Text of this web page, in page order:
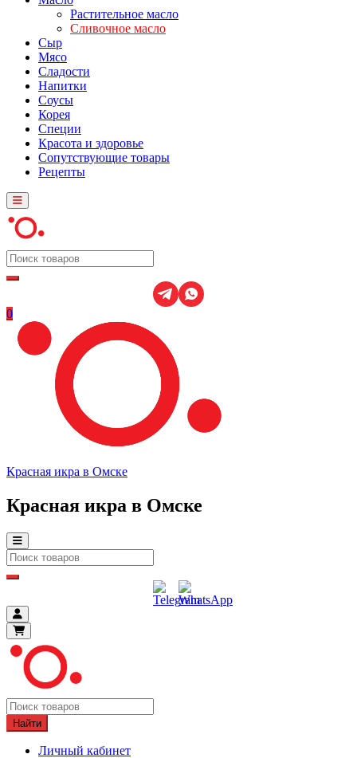
Растительное масло
Сливочное масло
Сыр
Мясо
Сладости
Напитки
Соусы
Корея
Специи
Красота и здоровье
Сопутствующие товары
Рецепты
0
Красная икра в Омске
Красная икра в Омске
Найти
Личный кабинет